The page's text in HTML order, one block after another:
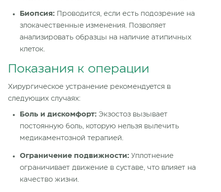
Биопсия: Проводится, если есть подозрение на
злокачественные изменения. Позволяет
анализировать образцы на наличие атипичных
клеток.
Показания к операции
Хирургическое устранение рекомендуется в
следующих случаях:
Боль и дискомфорт: Экзостоз вызывает
постоянную боль, которую нельзя вылечить
медикаментозной терапией.
Ограничение подвижности: Уплотнение
ограничивает движение в суставе, что влияет на
качество жизни.